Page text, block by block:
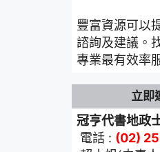
豐富資源可以
諮詢及建議。
專業最有效率
立即
冠亨代書地政
電話 : (02)